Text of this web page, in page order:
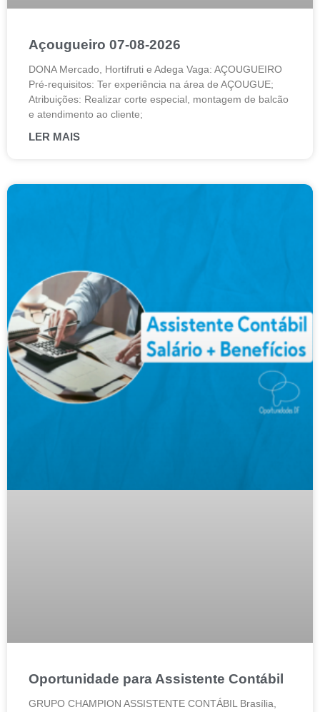
Açougueiro 07-08-2026
DONA Mercado, Hortifruti e Adega Vaga: AÇOUGUEIRO
Pré-requisitos: Ter experiência na área de AÇOUGUE;
Atribuições: Realizar corte especial, montagem de balcão
e atendimento ao cliente;
LER MAIS
Oportunidade para Assistente Contábil
GRUPO CHAMPION ASSISTENTE CONTÁBIL Brasília,